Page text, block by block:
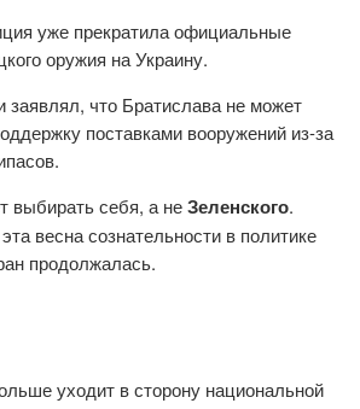
уже прекратила официальные
оружия на Украину.
что Братислава не может
поставками вооружений из-за
выбирать себя, а неЗеленского.
весна сознательности в политике
продолжалась.
уходит в сторону национальной